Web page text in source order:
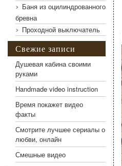
Баня из оцилиндрованного
бревна
Проходной выключатель
Свежие записи
Душевая кабина своими
руками
Handmade video instruction
Время покажет видео
факты
Смотрите лучшее сериалы о
любви, онлайн
Смешные видео